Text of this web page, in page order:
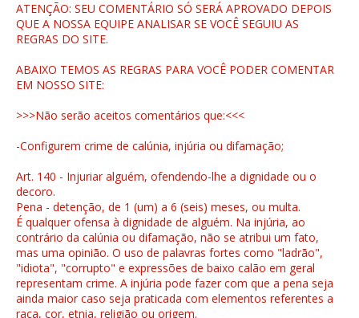
ATENÇÃO: SEU COMENTÁRIO SÓ SERÁ APROVADO DEPOIS
QUE A NOSSA EQUIPE ANALISAR SE VOCÊ SEGUIU AS
REGRAS DO SITE.
ABAIXO TEMOS AS REGRAS PARA VOCÊ PODER COMENTAR
EM NOSSO SITE:
>>>Não serão aceitos comentários que:<<<
-Configurem crime de calúnia, injúria ou difamação;
Art. 140 - Injuriar alguém, ofendendo-lhe a dignidade ou o
decoro.
Pena - detenção, de 1 (um) a 6 (seis) meses, ou multa.
É qualquer ofensa à dignidade de alguém. Na injúria, ao
contrário da calúnia ou difamação, não se atribui um fato,
mas uma opinião. O uso de palavras fortes como "ladrão",
"idiota", "corrupto" e expressões de baixo calão em geral
representam crime. A injúria pode fazer com que a pena seja
ainda maior caso seja praticada com elementos referentes a
raça, cor, etnia, religião ou origem.